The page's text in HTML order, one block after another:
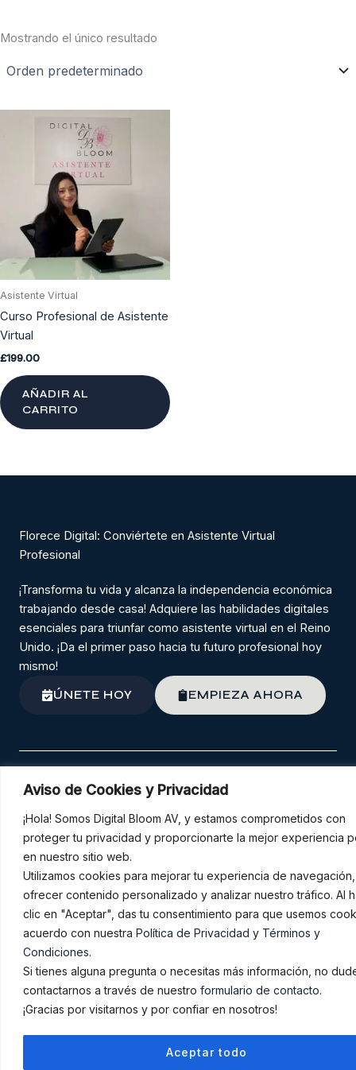
Aviso de Cookies y Privacidad
¡Hola! Somos Digital Bloom AV, y estamos comprometidos con
proteger tu privacidad y proporcionarte la mejor experiencia
en nuestro sitio web.
Utilizamos cookies para mejorar tu experiencia de navegación,
ofrecer contenido personalizado y analizar nuestro tráfico. Al
clic en "Aceptar", das tu consentimiento para que usemos
acuerdo con nuestra Política de Privacidad y Términos y
Condiciones.
Si tienes alguna pregunta o necesitas más información, no
contactarnos a través de nuestro formulario de contacto.
¡Gracias por visitarnos y por confiar en nosotros!
Aceptar todo
Mostrando el único resultado
Asistente Virtual
Curso Profesional de Asistente
Virtual
£199.00
AÑADIR AL
CARRITO
Florece Digital: Conviértete en Asistente Virtual
Profesional
¡Transforma tu vida y alcanza la independencia económica
trabajando desde casa! Adquiere las habilidades digitales
esenciales para triunfar como asistente virtual en el Reino
Unido. ¡Da el primer paso hacia tu futuro profesional hoy
mismo!
ÚNETE HOY EMPIEZA AHORA
Inicio Sobre mí Servicios
Contacto
F
a
c
e
b
o
o
k
I
n
s
t
a
g
r
a
m
W
h
a
t
s
a
p
p
Copyright © 2026 Digital Bloom AV